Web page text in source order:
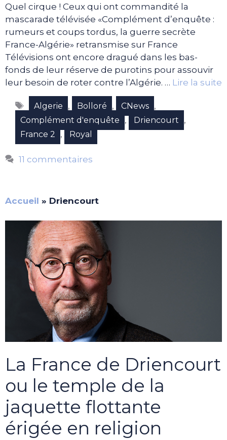
Quel cirque ! Ceux qui ont commandité la
mascarade télévisée «Complément d’enquête :
rumeurs et coups tordus, la guerre secrète
France-Algérie» retransmise sur France
Télévisions ont encore dragué dans les bas-
fonds de leur réserve de purotins pour assouvir
leur besoin de roter contre l’Algérie. … Lire la suite
Étiquettes
Algerie , Bolloré , CNews ,
Complément d'enquête , Driencourt ,
France 2 , Royal
11 commentaires
Accueil » Driencourt
La France de Driencourt
ou le temple de la
jaquette flottante
érigée en religion